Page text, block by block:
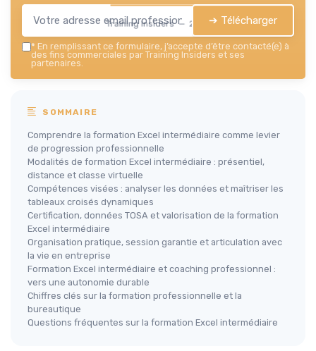
Training Insiders — 2026➔ Télécharger
* En remplissant ce formulaire, j’accepte d’être contacté(e) à
des fins commerciales par Training Insiders et ses
partenaires.
SOMMAIRE
Comprendre la formation Excel intermédiaire comme levier
de progression professionnelle
Modalités de formation Excel intermédiaire : présentiel,
distance et classe virtuelle
Compétences visées : analyser les données et maîtriser les
tableaux croisés dynamiques
Certification, données TOSA et valorisation de la formation
Excel intermédiaire
Organisation pratique, session garantie et articulation avec
la vie en entreprise
Formation Excel intermédiaire et coaching professionnel :
vers une autonomie durable
Chiffres clés sur la formation professionnelle et la
bureautique
Questions fréquentes sur la formation Excel intermédiaire